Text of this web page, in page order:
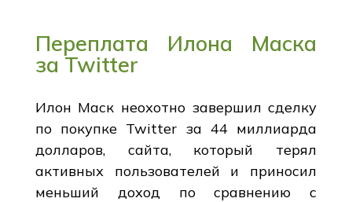
Переплата Илона Маска
за Twitter
Илон Маск неохотно завершил сделку
по покупке Twitter за 44 миллиарда
долларов, сайта, который терял
активных пользователей и приносил
меньший доход по сравнению с